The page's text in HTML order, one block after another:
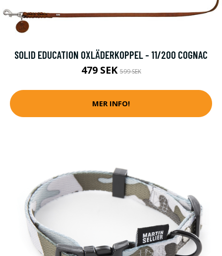
SOLID EDUCATION OXLÄDERKOPPEL - 11/200 COGNAC
479 SEK599 SEK
MER INFO!